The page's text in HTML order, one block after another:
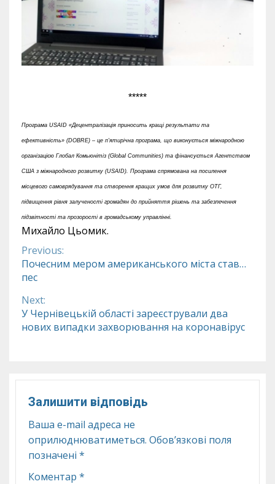
*****
Програма USAID «Децентралізація приносить кращі результати та
ефективність» (DOBRE) – це п’ятирічна програма, що виконується міжнародною
організацією Глобал Комьюнітіз (Global Communities) та фінансується Агентством
США з міжнародного розвитку (USAID). Програма спрямована на посилення
місцевого самоврядування та створення кращих умов для розвитку ОТГ,
підвищення рівня залученості громадян до прийняття рішень та забезпечення
підзвітності та прозорості в громадському управлінні.
Михайло Цьомик.
Continue
Reading
Previous:
Почесним мером американського міста став…
пес
Next:
У Чернівецькій області зареєстрували два
нових випадки захворювання на коронавірус
Залишити відповідь
Ваша e-mail адреса не
оприлюднюватиметься. Обов’язкові поля
позначені *
Коментар *